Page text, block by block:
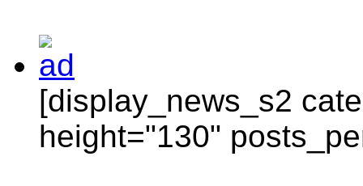
[display_news_s2
height="130"